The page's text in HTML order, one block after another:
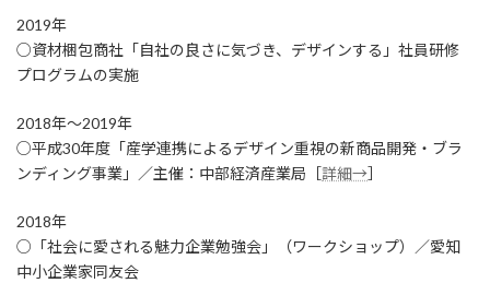
2019年
○資材梱包商社「自社の良さに気づき、デザインする」社員研修
プログラムの実施
2018年～2019年
○平成30年度「産学連携によるデザイン重視の新商品開発・ブラ
ンディング事業」／主催：中部経済産業局［詳細→］
2018年
○「社会に愛される魅力企業勉強会」（ワークショップ）／愛知
中小企業家同友会